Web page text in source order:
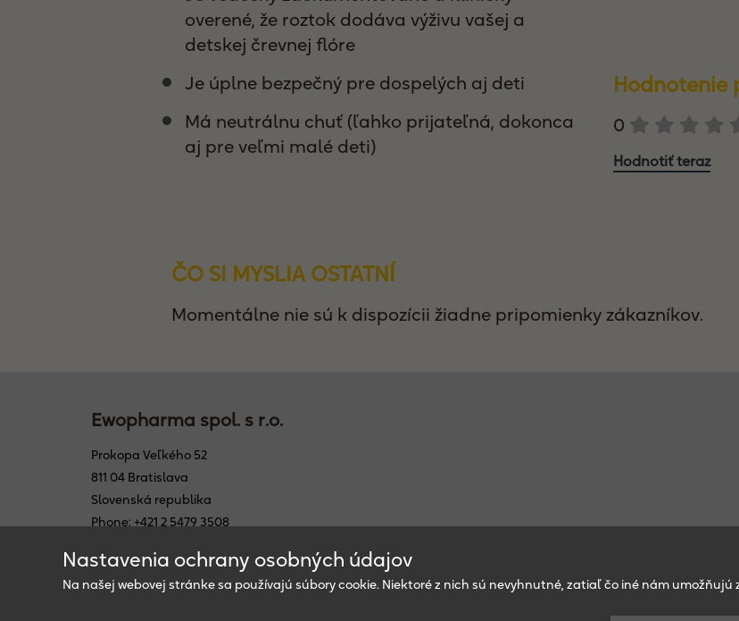
overené, že roztok dodáva výživu vašej a
detskej črevnej flóre
Je úplne bezpečný pre dospelých aj deti
Má neutrálnu chuť (ľahko prijateľná, dokonca
aj pre veľmi malé deti)
Hodnotenie
0
Hodnotiť teraz
ČO SI MYSLIA OSTATNÍ
Momentálne nie sú k dispozícii žiadne pripomienky zákazníkov.
Ewopharma spol. s r.o.
Prokopa Veľkého 52
811 04 Bratislava
Slovenská republika
Phone: +421 2 5479 3508
E-Mail: info@ewopharma.sk
Nastavenia ochrany osobných údajov
Na našej webovej stránke sa používajú súbory cookie. Niektoré z nich sú nevyhnutné, zatiaľ čo iné nám